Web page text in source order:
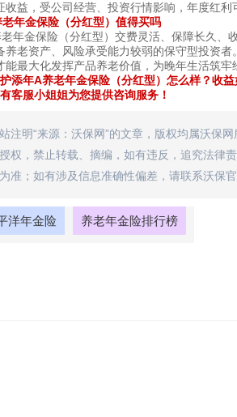
收益，受公司经营、投资行情影响，年度红
年金保险（分红型）值得买吗
年金保险（分红型）交费灵活、保障长久
养老资产、风险承受能力较弱的保守型投资
最大化发挥产品养老价值，为晚年生活筑牢
添年A养老年金保险（分红型）怎么样？收
客服小姐姐为您提供咨询服务！
注明“来源：沃保网”的文章，版权均属沃保
权，禁止转载、摘编，如有违反，追究法律
准；如有涉及信息准确性偏差，请联系沃保官
洋年金险 养老年金险排行榜